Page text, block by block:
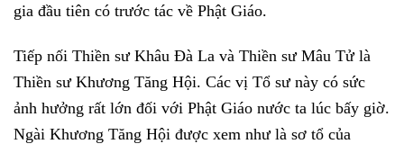
gia đầu tiên có trước tác về Phật Giáo.
Tiếp nối Thiền sư Khâu Đà La và Thiền sư Mâu Tử là
Thiền sư Khương Tăng Hội. Các vị Tổ sư này có sức
ảnh hưởng rất lớn đối với Phật Giáo nước ta lúc bấy giờ.
Ngài Khương Tăng Hội được xem như là sơ tổ của